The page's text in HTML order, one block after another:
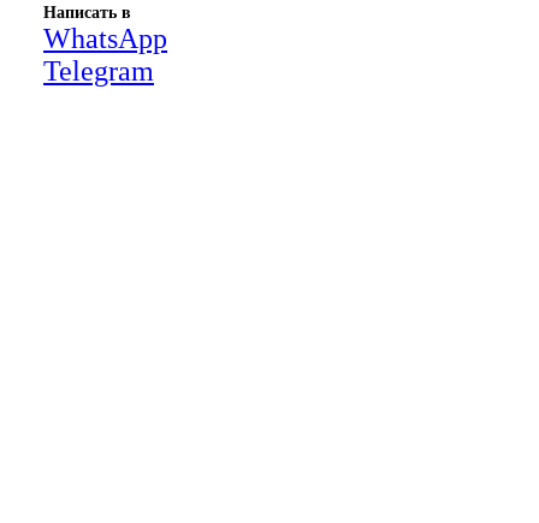
Написать в
WhatsApp
Telegram